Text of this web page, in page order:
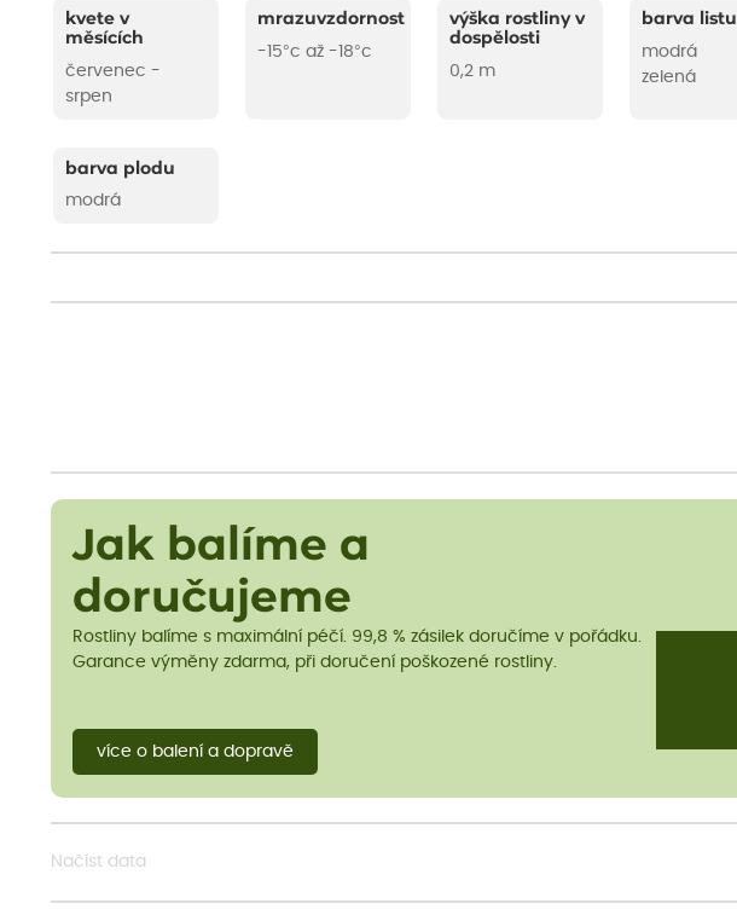
kvete v
měsících
červenec -
srpen
mrazuvzdornost
-15°c až -18°c
výška rostliny v
dospělosti
0,2 m
barva listu
modrá
zelená
barva plodu
modrá
Jak balíme a
doručujeme
Rostliny balíme s maximální péčí. 99,8 % zásilek doručíme v pořádku.
Garance výměny zdarma, při doručení poškozené rostliny.
více o balení a dopravě
Načíst data